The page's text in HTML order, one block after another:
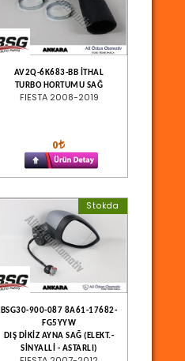
AV2Q-6K683-BB İTHAL
TURBO HORTUMU SAĞ
FIESTA 2008-2019
0
Stokda
BSG30-900-087 8A61-17682-
FG5YYW
DIŞ DİKİZ AYNA SAĞ (ELEKT.-
SİNYALLİ - ASTARLI)